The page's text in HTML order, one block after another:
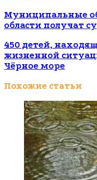
Муниципальные
области получат
450 детей,
жизненной
Чёрное море
Похожие статьи